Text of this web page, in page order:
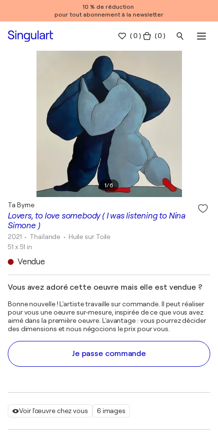
10 % de réduction
pour tout abonnement à la newsletter
(0 ) ( 0 )
1/6
Voir l'œuvre chez vous 6 images
Lovers, to love somebody ( I was listening to Nina
Simone )
Ta Byrne
2021 • Thaïlande • Huile sur Toile
51 x 51 in
Vendue
Vous avez adoré cette oeuvre mais elle est vendue ?
Bonne nouvelle ! L'artiste travaille sur commande. Il peut réaliser
pour vous une oeuvre sur-mesure, inspirée de ce que vous avez
aimé dans la première oeuvre. L'avantage : vous pourrez décider
des dimensions et nous négocions le prix pour vous.
Je passe commande